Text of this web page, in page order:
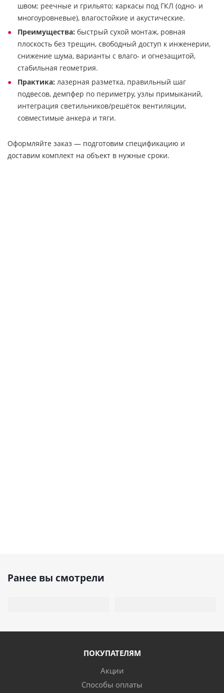
швом; реечные и грильято; каркасы под ГКЛ (одно- и
многоуровневые), влагостойкие и акустические.
Преимущества: быстрый сухой монтаж, ровная
плоскость без трещин, свободный доступ к инженерии,
снижение шума, варианты с влагo- и огнезащитой,
стабильная геометрия.
Практика: лазерная разметка, правильный шаг
подвесов, демпфер по периметру, узлы примыканий,
интеграция светильников/решёток вентиляции,
совместимые анкера и тяги.
Оформляйте заказ — подготовим спецификацию и
доставим комплект на объект в нужные сроки.
Ранее вы смотрели
ПОКУПАТЕЛЯМ
Акции
Способы оплаты